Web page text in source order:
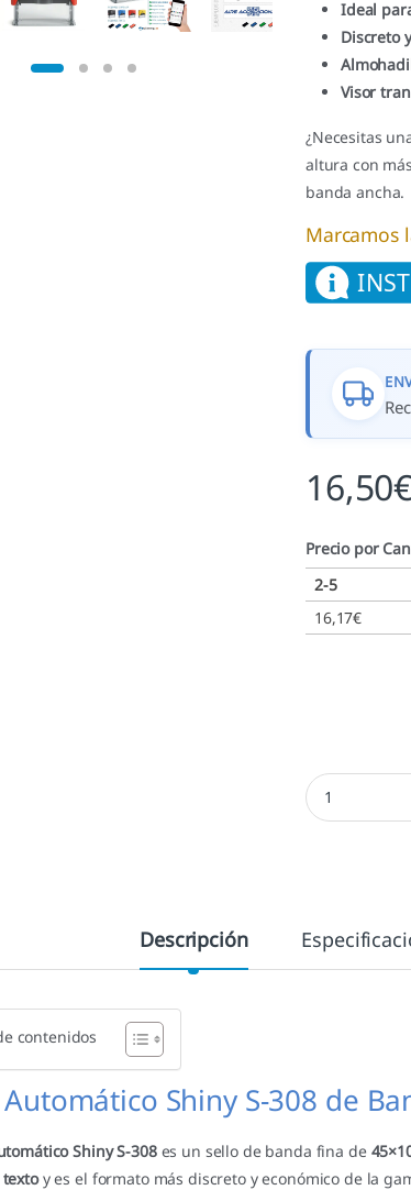
Ideal
Discreto
Visor
¿Necesitas
altura con
banda ancha.
Marcamos
16,50
Precio por
2-5
16,17€
Shiny S-308 -
Descripción
contenidos
Shiny S-308 de
Shiny S-308es un sello de banda fina de
y es el formato más discreto y económico de la